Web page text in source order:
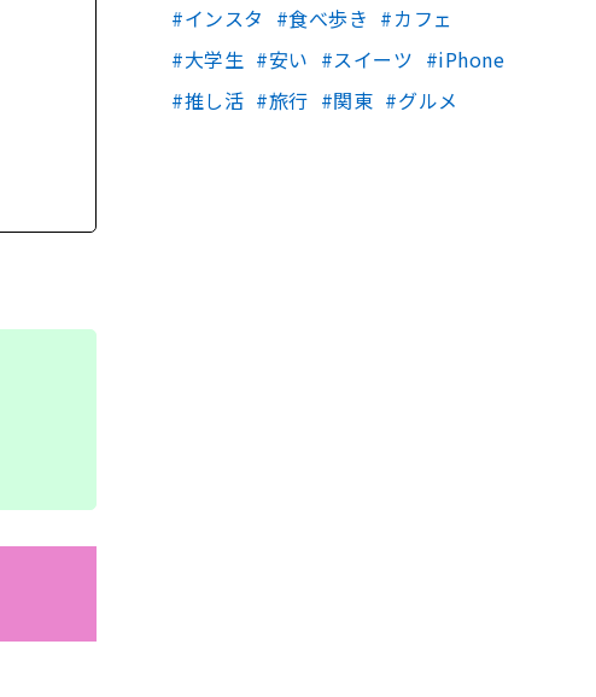
インスタ
食べ歩き
カフェ
大学生
安い スイーツ
iPhone
推し活
旅行 関東 グルメ